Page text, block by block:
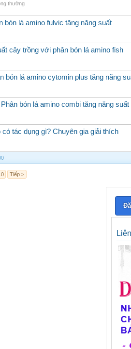
thường
bón lá amino fulvic tăng năng suất
cây trồng với phân bón lá amino fish
bón lá amino cytomin plus tăng năng
bón lá amino combi tăng năng suất
có tác dụng gì? Chuyên gia giải thích
Tiếp >